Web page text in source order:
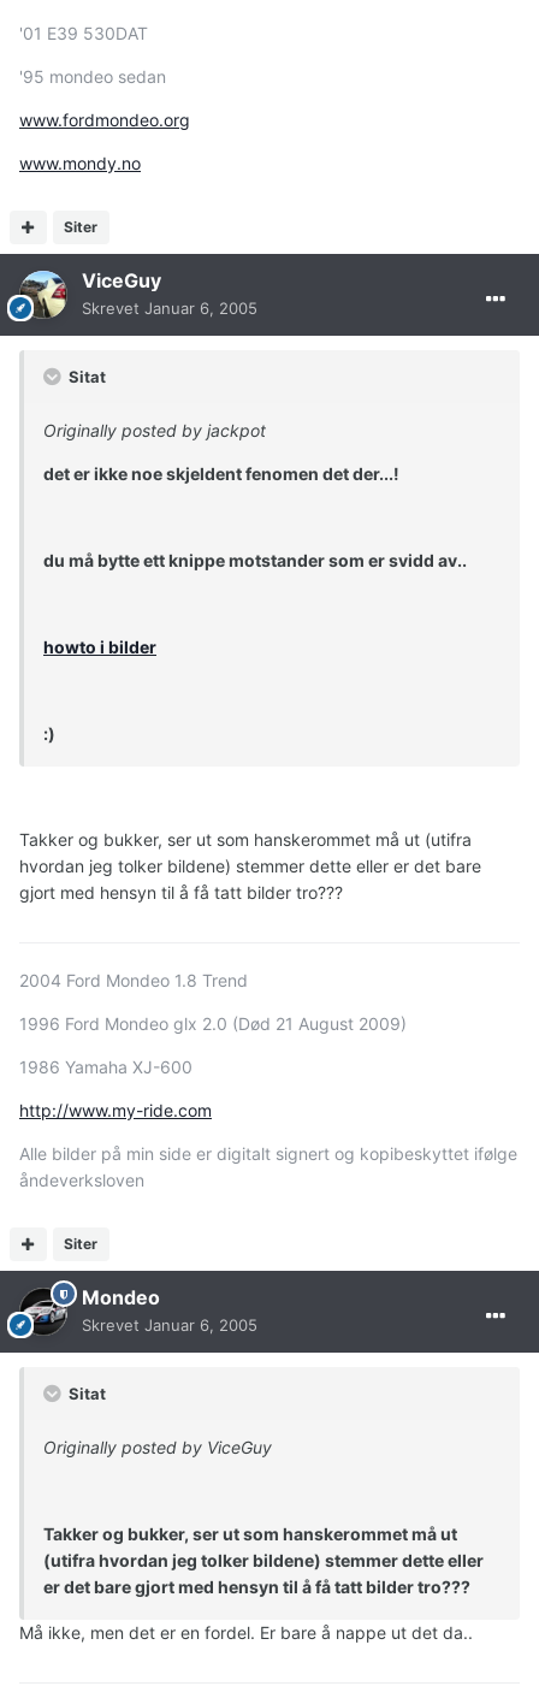
Siter
'01 E39 530DAT
'95 mondeo sedan
www.fordmondeo.org
www.mondy.no
ViceGuy
Skrevet Januar 6, 2005
Sitat
Originally posted by jackpot
det er ikke noe skjeldent fenomen det der...!
du må bytte ett knippe motstander som er svidd av..
howto i bilder
:)
Takker og bukker, ser ut som hanskerommet må ut (utifra
hvordan jeg tolker bildene) stemmer dette eller er det bare
gjort med hensyn til å få tatt bilder tro???
Siter
2004 Ford Mondeo 1.8 Trend
1996 Ford Mondeo glx 2.0 (Død 21 August 2009)
1986 Yamaha XJ-600
http://www.my-ride.com
Alle bilder på min side er digitalt signert og kopibeskyttet ifølge
åndeverksloven
Mondeo
Skrevet Januar 6, 2005
Sitat
Originally posted by ViceGuy
Takker og bukker, ser ut som hanskerommet må ut
(utifra hvordan jeg tolker bildene) stemmer dette eller
er det bare gjort med hensyn til å få tatt bilder tro???
Må ikke, men det er en fordel. Er bare å nappe ut det da..